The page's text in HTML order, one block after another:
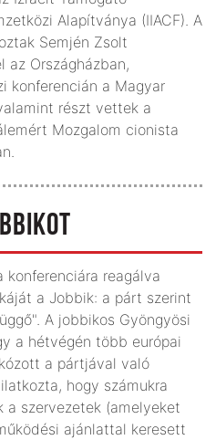
Alapítványa (IIACF). A
Semjén Zsolt
az Országházban,
konferencián a Magyar
részt vettek a
Mozgalom cionista
reagálva
a Jobbik: a párt szerint
A jobbikos Gyöngyösi
a hétvégén több európai
a pártjával való
hogy számukra
a szervezetek (amelyeket
ajánlattal keresett